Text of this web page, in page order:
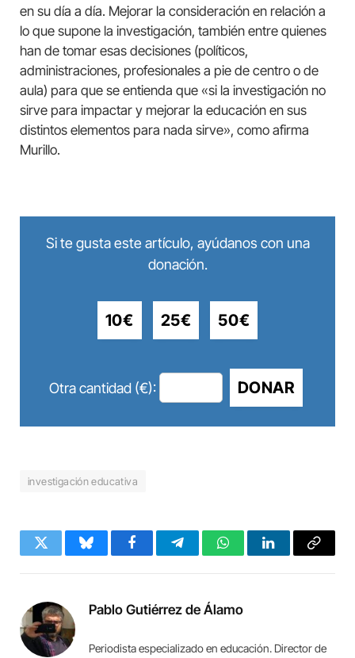
en su día a día. Mejorar la consideración en relación a
lo que supone la investigación, también entre quienes
han de tomar esas decisiones (políticos,
administraciones, profesionales a pie de centro o de
aula) para que se entienda que «si la investigación no
sirve para impactar y mejorar la educación en sus
distintos elementos para nada sirve», como afirma
Murillo.
Si te gusta este artículo, ayúdanos con una
donación.
10€ 25€ 50€
Otra cantidad (€): DONAR
investigación educativa
Twitter BlueskyFacebookTelegramWhatsAppLinkedInCopy
Pablo Gutiérrez de Álamo
Periodista especializado en educación. Director de